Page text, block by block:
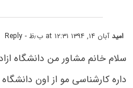
امیدآبان ۱۴, ۱۳۹۴ at ۱۲:۳۱ ب٫ظ - Reply
سلام خانم مشاور من دانشگاه
داره کارشناسی مو از اون